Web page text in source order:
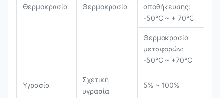
Θερμοκρασία Θερμοκρασία
αποθήκευσης:
-50°C ~ + 70°C
Θερμοκρασία
μεταφορών:
-50°C ~ +70°C
Υγρασία
Σχετική
υγρασία
5% ~ 100%